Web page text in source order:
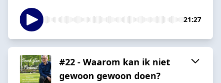
21:27
#22 - Waarom kan ik niet
gewoon gewoon doen?